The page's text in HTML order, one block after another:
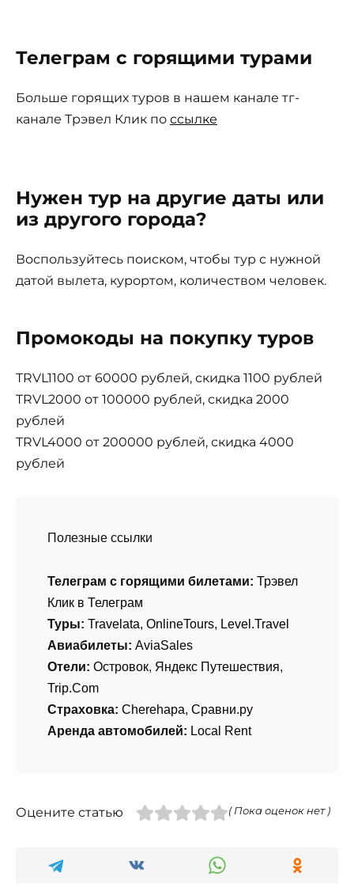
Телеграм с горящими турами
Больше горящих туров в нашем канале тг-
канале Трэвел Клик по ссылке
Нужен тур на другие даты или
из другого города?
Воспользуйтесь поиском, чтобы тур с нужной
датой вылета, курортом, количеством человек.
Промокоды на покупку туров
TRVL1100 от 60000 рублей, скидка 1100 рублей
TRVL2000 от 100000 рублей, скидка 2000
рублей
TRVL4000 от 200000 рублей, скидка 4000
рублей
Полезные ссылки
Телеграм с горящими билетами: Трэвел
Клик в Телеграм
Туры: Travelata, OnlineTours, Level.Travel
Авиабилеты: AviaSales
Отели: Островок, Яндекс Путешествия,
Trip.Com
Страховка: Cherehapa, Сравни.ру
Аренда автомобилей: Local Rent
Оцените статью ( Пока оценок нет )